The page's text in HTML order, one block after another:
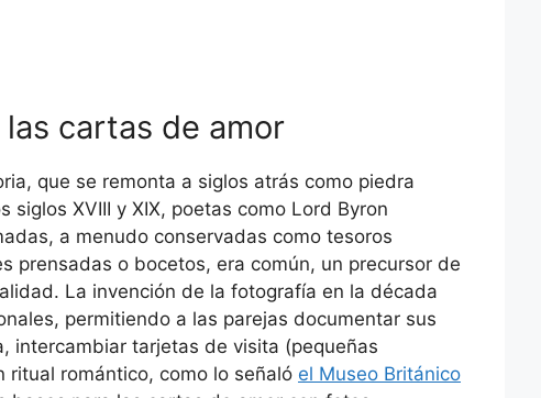
cartas de amor
que se remonta a siglos atrás como piedra
siglos XVIII y XIX, poetas como Lord Byron
a menudo conservadas como tesoros
prensadas o bocetos, era común, un precursor de
La invención de la fotografía en la década
permitiendo a las parejas documentar sus
intercambiar tarjetas de visita (pequeñas
romántico, como lo señaló el Museo Británico